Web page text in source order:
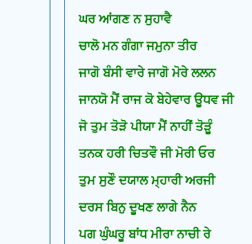
ਘਰ ਆਂਗਣ ਨ ਸੁਹਾਵੈ
ਚਾਲੋ ਮਨ ਗੰਗਾ ਜਮੁਨਾ ਤੀਰ
ਜਾਗੋ ਬੰਸੀ ਵਾਰੇ ਜਾਗੋ ਮੋਰੇ ਲਲਨ
ਜਾਨਯੋ ਮੈਂ ਰਾਜ ਕੋ ਬੇਹੇਵਾਰ ਊਧਵ ਜੀ
ਜੋ ਤੁਮ ਤੋੜੋ ਪੀਯਾ ਮੈਂ ਨਾਹੀਂ ਤੋੜੂੰ
ਤਨਕ ਹਰੀ ਚਿਤਵੌ ਜੀ ਮੋਰੀ ਓਰ
ਤੁਮ ਸੁਣੌ ਦਯਾਲ ਮ੍ਹਾਰੀ ਅਰਜੀ
ਦਰਸ ਬਿਨੁ ਦੂਖਣ ਲਾਗੇ ਨੈਨ
ਪਗ ਘੁੰਘਰੂ ਬਾਂਧ ਮੀਰਾ ਨਾਚੀ ਰੇ